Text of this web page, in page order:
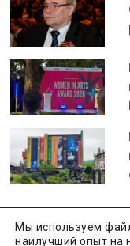
Мы используем
наилучший опыт на